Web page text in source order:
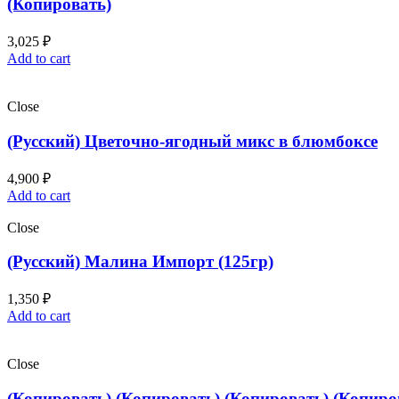
(Копировать)
3,025 ₽
Add to cart
Close
(Русский) Цветочно-ягодный микс в блюмбоксе
4,900 ₽
Add to cart
Close
(Русский) Малина Импорт (125гр)
1,350 ₽
Add to cart
Close